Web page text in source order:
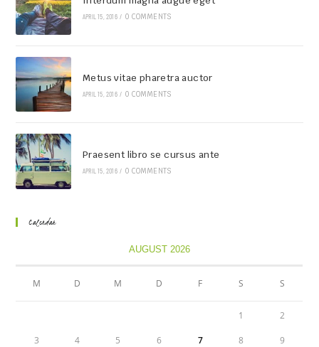
APRIL 15, 2016 / 0 COMMENTS
Metus vitae pharetra auctor
APRIL 15, 2016 / 0 COMMENTS
Praesent libro se cursus ante
APRIL 15, 2016 / 0 COMMENTS
Calendar
AUGUST 2026
M D M D F S S
1 2
3 4 5 6 7 8 9